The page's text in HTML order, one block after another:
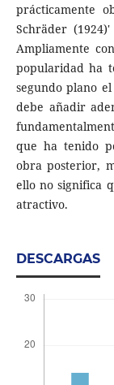
prácticamente
Schräder
Ampliamente
popularidad ha
segundo plano
debe añadir
que ha tenido
obra posterior,
ello no significa
atractivo.
DESCARGAS